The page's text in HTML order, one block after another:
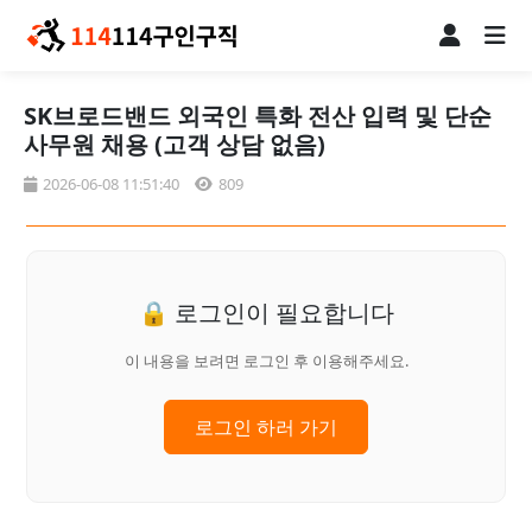
SK브로드밴드 외국인 특화 전산 입력 및 단순
사무원 채용 (고객 상담 없음)
2026-06-08 11:51:40 809
🔒 로그인이 필요합니다
이 내용을 보려면 로그인 후 이용해주세요.
로그인 하러 가기